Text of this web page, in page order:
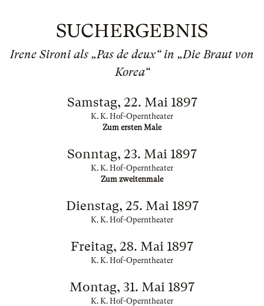
SUCHERGEBNIS
Irene Sironi als „Pas de deux“ in „Die Braut von
Korea“
Samstag, 22. Mai 1897
K. K. Hof-Operntheater
Zum ersten Male
Sonntag, 23. Mai 1897
K. K. Hof-Operntheater
Zum zweitenmale
Dienstag, 25. Mai 1897
K. K. Hof-Operntheater
Freitag, 28. Mai 1897
K. K. Hof-Operntheater
Montag, 31. Mai 1897
K. K. Hof-Operntheater